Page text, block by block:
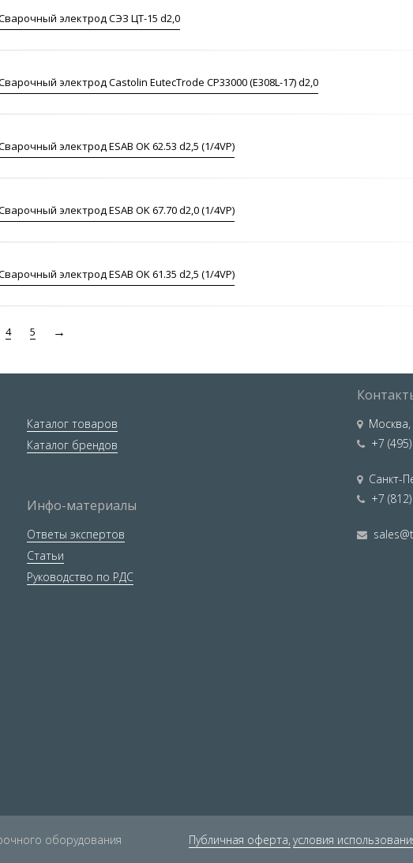
электрод СЭЗ ЦТ-15 d2,0
электрод Castolin EutecTrode CP33000 (E308L-17) d2,0
электрод ESAB OK 62.53 d2,5 (1/4VP)
электрод ESAB OK 67.70 d2,0 (1/4VP)
электрод ESAB OK 61.35 d2,5 (1/4VP)
4 5
Каталог товаров
Каталог брендов
Инфо-материалы
Ответы экспертов
Статьи
Руководство по РДС
Москва
+7
Санкт-
+7
Публичная оферта, условия
оборудования